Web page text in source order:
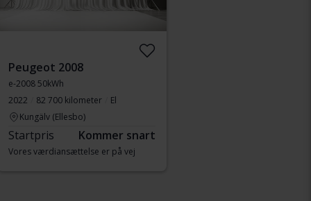
Peugeot 2008
e-2008 50kWh
2022
82 700 kilometer
El
Kungälv (Ellesbo)
Startpris Kommer snart
Vores værdiansættelse er på vej